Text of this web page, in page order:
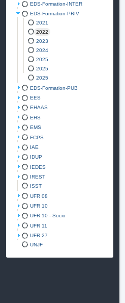
EDS-Formation-INTER
EDS-Formation-PRIV
2021
2022
2023
2024
2025
2025
2025
EDS-Formation-PUB
EES
EHAAS
EHS
EMS
FCPS
IAE
IDUP
IEDES
IREST
ISST
UFR 08
UFR 10
UFR 10 - Socio
UFR 11
UFR 27
UNJF